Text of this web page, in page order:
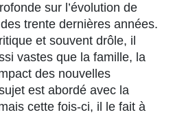
sur l’évolution de
trente dernières années.
et souvent drôle, il
vastes que la famille, la
des nouvelles
est abordé avec la
cette fois-ci, il le fait à